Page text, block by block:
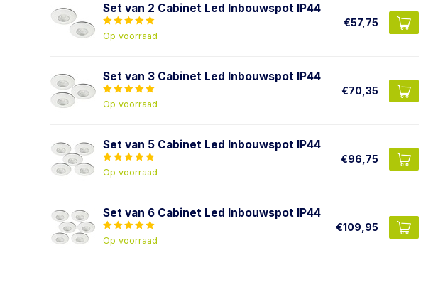
Set van 2 Cabinet Led Inbouwspot IP44
Op voorraad
€57,75
Set van 3 Cabinet Led Inbouwspot IP44
Op voorraad
€70,35
Set van 5 Cabinet Led Inbouwspot IP44
Op voorraad
€96,75
Set van 6 Cabinet Led Inbouwspot IP44
Op voorraad
€109,95